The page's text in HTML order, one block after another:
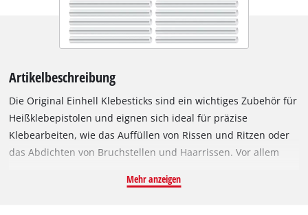
Artikelbeschreibung
Die Original Einhell Klebesticks sind ein wichtiges Zubehör für
Heißklebepistolen und eignen sich ideal für präzise
Klebearbeiten, wie das Auffüllen von Rissen und Ritzen oder
das Abdichten von Bruchstellen und Haarrissen. Vor allem
absolutes Must-have. Die transparenten Sticks können unter
Mehr anzeigen